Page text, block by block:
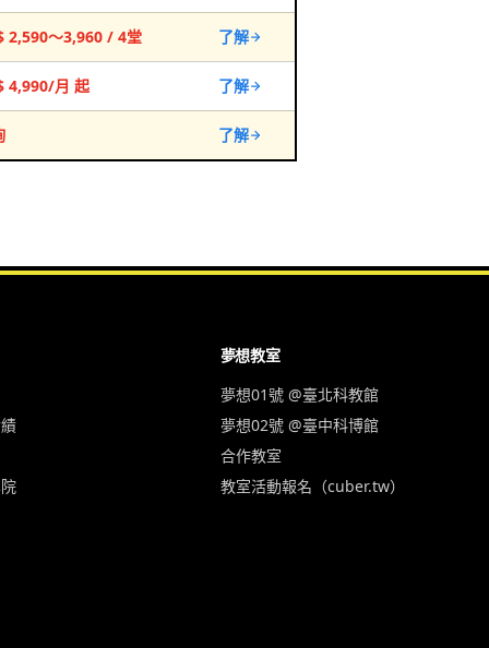
2,590～3,960 / 4堂 了解
4,990/月 起 了解
了解
夢想教室
夢想01號 @臺北科教館
夢想02號 @臺中科博館
合作教室
教室活動報名（cuber.tw）